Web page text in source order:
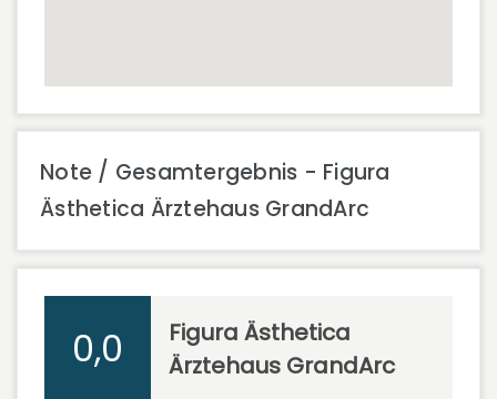
Note / Gesamtergebnis - Figura
Ästhetica Ärztehaus GrandArc
0,0
Figura Ästhetica
Ärztehaus GrandArc